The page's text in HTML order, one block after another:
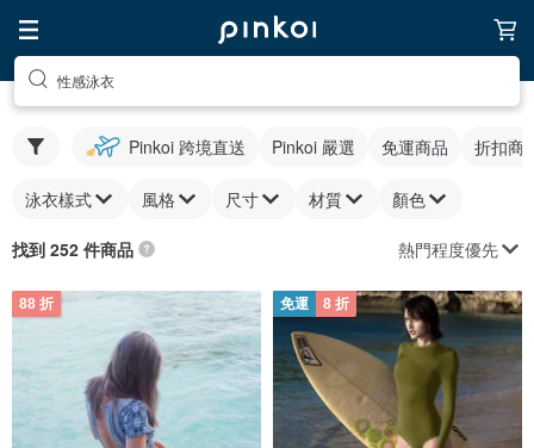
性感泳衣
Pinkoi 跨境直送 Pinkoi 嚴選 免運商品 折扣商
泳衣樣式 風格 尺寸 材質 顏色
找到 252 件商品 熱門程度優先
88 折 免運 8 折